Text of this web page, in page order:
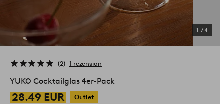
1 /4
2 1 rezension
YUKO Cocktailglas 4er-Pack
28.49 EUR
Outlet